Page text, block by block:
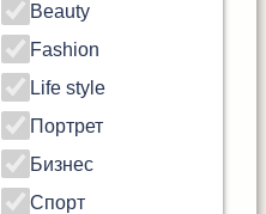
Beauty
Fashion
Life style
Портрет
Бизнес
Спорт